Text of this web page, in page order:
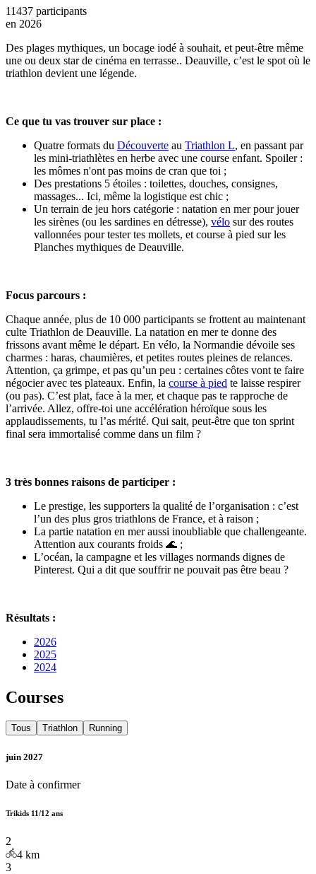
11437 participants
en 2026
Des plages mythiques, un bocage iodé à souhait, et peut-être même
une ou deux star de cinéma en terrasse.. Deauville, c’est le spot où le
triathlon devient une légende.
Ce que tu vas trouver sur place :
Quatre formats du Découverte au Triathlon L, en passant par
les mini-triathlètes en herbe avec une course enfant. Spoiler :
les mômes n'ont pas moins de cran que toi ;
Des prestations 5 étoiles : toilettes, douches, consignes,
massages... Ici, même la logistique est chic ;
Un terrain de jeu hors catégorie : natation en mer pour jouer
les sirènes (ou les sardines en détresse), vélo sur des routes
vallonnées pour tester tes mollets, et course à pied sur les
Planches mythiques de Deauville.
Focus parcours :
Chaque année, plus de 10 000 participants se frottent au maintenant
culte Triathlon de Deauville. La natation en mer te donne des
frissons avant même le départ. En vélo, la Normandie dévoile ses
charmes : haras, chaumières, et petites routes pleines de relances.
Attention, ça grimpe, et pas qu’un peu : certaines côtes vont te faire
négocier avec tes plateaux. Enfin, la course à pied te laisse respirer
(ou pas). C’est plat, face à la mer, et chaque pas te rapproche de
l’arrivée. Allez, offre-toi une accélération héroïque sous les
applaudissements, tu l’as mérité. Qui sait, peut-être que ton sprint
final sera immortalisé comme dans un film ?
3 très bonnes raisons de participer :
Le prestige, les supporters la qualité de l’organisation : c’est
l’un des plus gros triathlons de France, et à raison ;
La partie natation en mer aussi inoubliable que challengeante.
Attention aux courants froids 🌊 ;
L’océan, la campagne et les villages normands dignes de
Pinterest. Qui a dit que souffrir ne pouvait pas être beau ?
Résultats :
2026
2025
2024
Courses
Tous Triathlon Running
juin 2027
Date à confirmer
Trikids 11/12 ans
2
4 km
3